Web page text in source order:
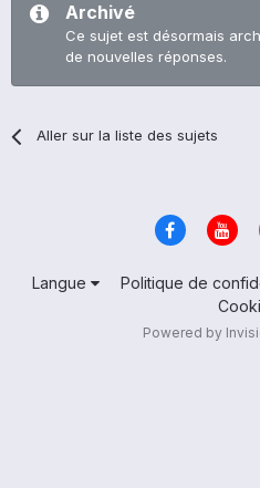
Archivé
Ce sujet est désormais
de nouvelles réponses.
Aller sur la liste des sujets
Langue Politique de
Powered by